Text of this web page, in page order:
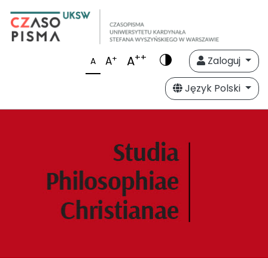
A A+ A++
Zaloguj
Język Polski